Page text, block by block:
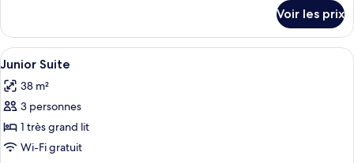
le
type
de
Chambre
Voir les prix
Afficher
toutes
les
photos
pour
ce
Une chambre à coucher
7
Junior Suite
38 m²
3 personnes
1 très grand lit
Wi-Fi gratuit